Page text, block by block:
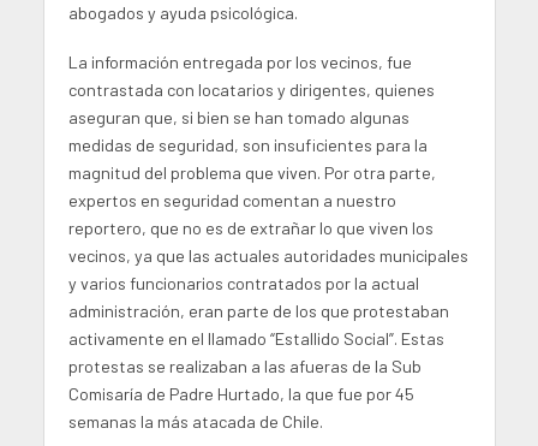
abogados y ayuda psicológica.
La información entregada por los vecinos, fue
contrastada con locatarios y dirigentes, quienes
aseguran que, si bien se han tomado algunas
medidas de seguridad, son insuficientes para la
magnitud del problema que viven. Por otra parte,
expertos en seguridad comentan a nuestro
reportero, que no es de extrañar lo que viven los
vecinos, ya que las actuales autoridades municipales
y varios funcionarios contratados por la actual
administración, eran parte de los que protestaban
activamente en el llamado “Estallido Social”. Estas
protestas se realizaban a las afueras de la Sub
Comisaría de Padre Hurtado, la que fue por 45
semanas la más atacada de Chile.